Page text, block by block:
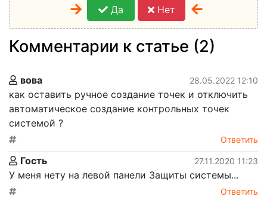
Да Нет
Комментарии к статье (2)
вова 28.05.2022 12:10
как оставить ручное создание точек и отключить
автоматическое создание контрольных точек
системой ?
Ответить
Гость 27.11.2020 11:23
У меня нету на левой панели Защиты системы...
Ответить